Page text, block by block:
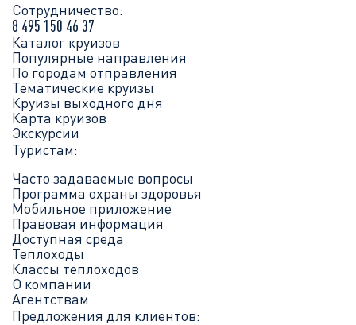
Сотрудничество:
8 495 150 46 37
Каталог круизов
Популярные направления
По городам отправления
Тематические круизы
Круизы выходного дня
Карта круизов
Экскурсии
Туристам:
Часто задаваемые вопросы
Программа охраны здоровья
Мобильное приложение
Правовая информация
Доступная среда
Теплоходы
Классы теплоходов
О компании
Агентствам
Предложения для клиентов: